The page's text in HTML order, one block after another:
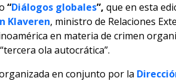
“Diálogos globales”, que en esta
Klaveren, ministro de Relaciones
en materia de crimen
ola autocrática”.
en conjunto por la